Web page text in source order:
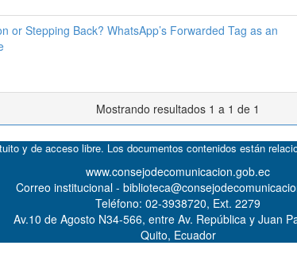
or Stepping Back? WhatsApp’s Forwarded Tag as an
Mostrando resultados 1 a 1 de 1
y de acceso libre. Los documentos contenidos están
www.consejodecomunicacion.gob.ec
Correo institucional -
Teléfono: 02-3938720, Ext. 2279
Av.10 de Agosto N34-566, entre Av. República y Juan
Quito, Ecuador